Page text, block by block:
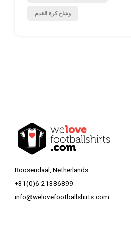
وشاح كرة القدم
Roosendaal, Netherlands
+31(0)6-21386899
info@welovefootballshirts.com